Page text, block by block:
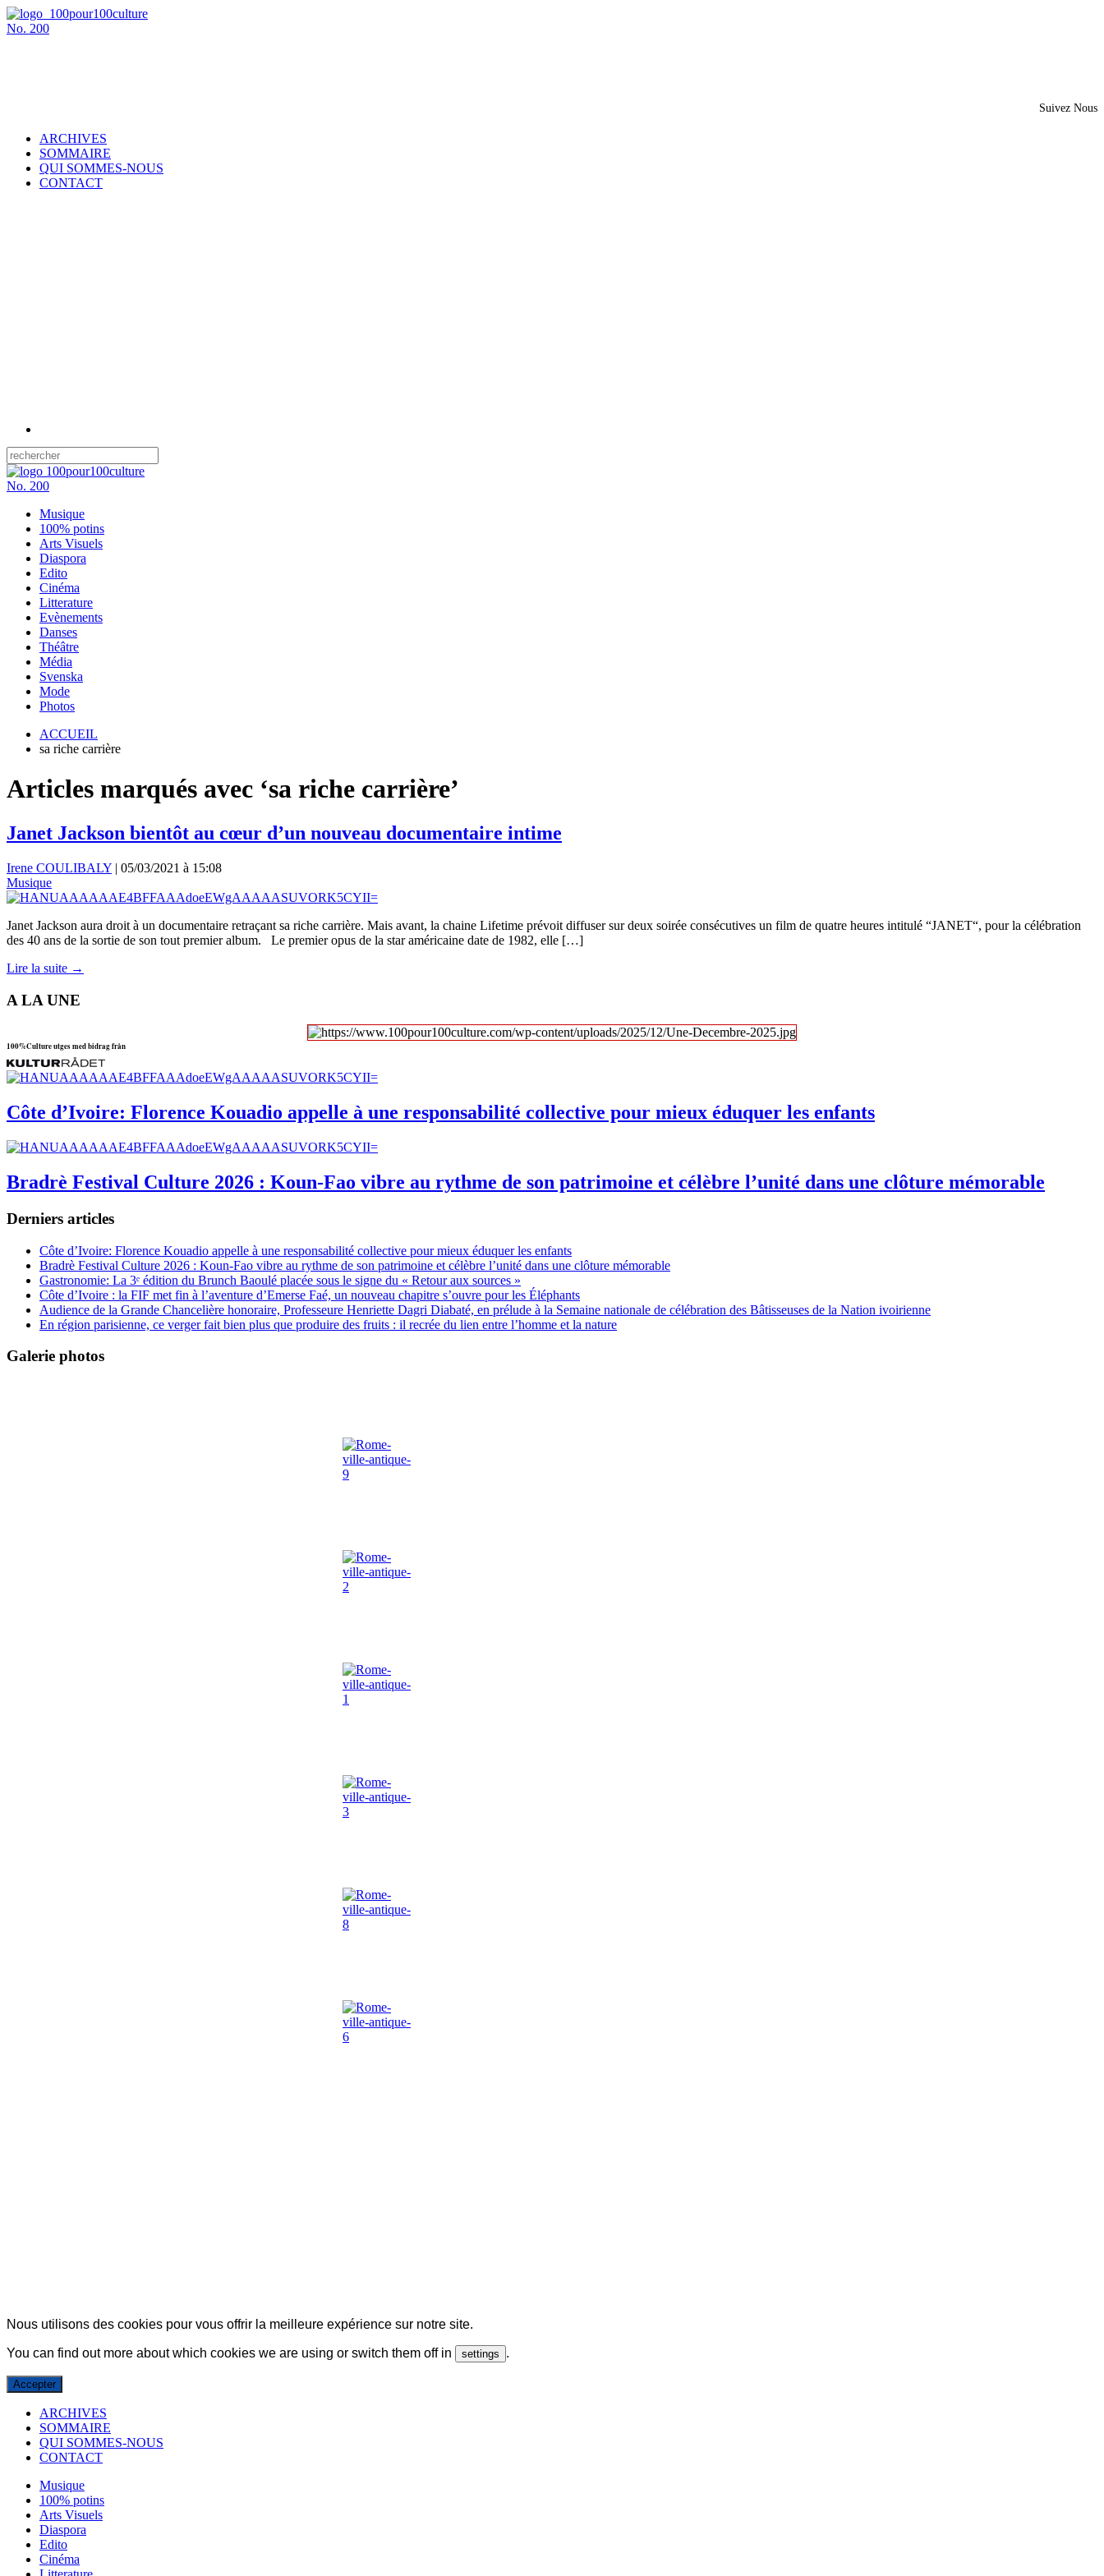
No. 200
Suivez Nous
ARCHIVES
SOMMAIRE
QUI SOMMES-NOUS
CONTACT
No. 200
Musique
100% potins
Arts Visuels
Diaspora
Edito
Cinéma
Litterature
Evènements
Danses
Théâtre
Média
Svenska
Mode
Photos
ACCUEIL
sa riche carrière
Articles marqués avec ‘sa riche carrière’
Janet Jackson bientôt au cœur d’un nouveau documentaire intime
Irene COULIBALY | 05/03/2021 à 15:08
Musique
Janet Jackson aura droit à un documentaire retraçant sa riche carrière. Mais avant, la chaine Lifetime prévoit diffuser sur deux soirée consécutives un film de quatre heures intitulé “JANET“, pour la célébration
des 40 ans de la sortie de son tout premier album. Le premier opus de la star américaine date de 1982, elle […]
Lire la suite →
A LA UNE
100%Culture utges med bidrag från
Côte d’Ivoire: Florence Kouadio appelle à une responsabilité collective pour mieux éduquer les enfants
Bradrè Festival Culture 2026 : Koun-Fao vibre au rythme de son patrimoine et célèbre l’unité dans une clôture mémorable
Derniers articles
Côte d’Ivoire: Florence Kouadio appelle à une responsabilité collective pour mieux éduquer les enfants
Bradrè Festival Culture 2026 : Koun-Fao vibre au rythme de son patrimoine et célèbre l’unité dans une clôture mémorable
Gastronomie: La 3ᵉ édition du Brunch Baoulé placée sous le signe du « Retour aux sources »
Côte d’Ivoire : la FIF met fin à l’aventure d’Emerse Faé, un nouveau chapitre s’ouvre pour les Éléphants
Audience de la Grande Chancelière honoraire, Professeure Henriette Dagri Diabaté, en prélude à la Semaine nationale de célébration des Bâtisseuses de la Nation ivoirienne
En région parisienne, ce verger fait bien plus que produire des fruits : il recrée du lien entre l’homme et la nature
Galerie photos
Nous utilisons des cookies pour vous offrir la meilleure expérience sur notre site.
You can find out more about which cookies we are using or switch them off in settings .
Accepter
ARCHIVES
SOMMAIRE
QUI SOMMES-NOUS
CONTACT
Musique
100% potins
Arts Visuels
Diaspora
Edito
Cinéma